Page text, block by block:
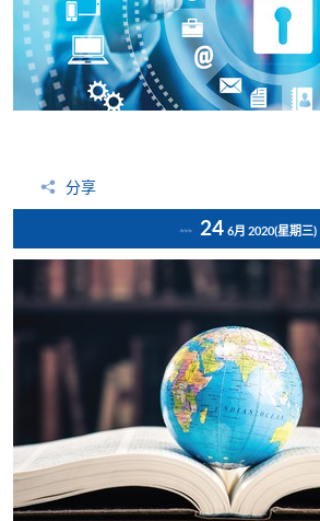
分享
24 6月 2020(星期三)